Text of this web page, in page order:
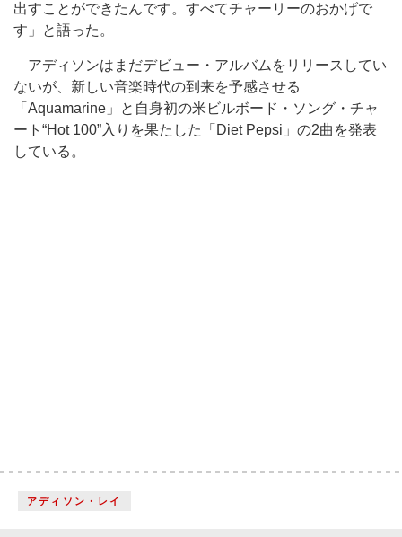
出すことができたんです。すべてチャーリーのおかげで
す」と語った。
アディソンはまだデビュー・アルバムをリリースしてい
ないが、新しい音楽時代の到来を予感させる
「Aquamarine」と自身初の米ビルボード・ソング・チャ
ート“Hot 100”入りを果たした「Diet Pepsi」の2曲を発表
している。
アディソン・レイ